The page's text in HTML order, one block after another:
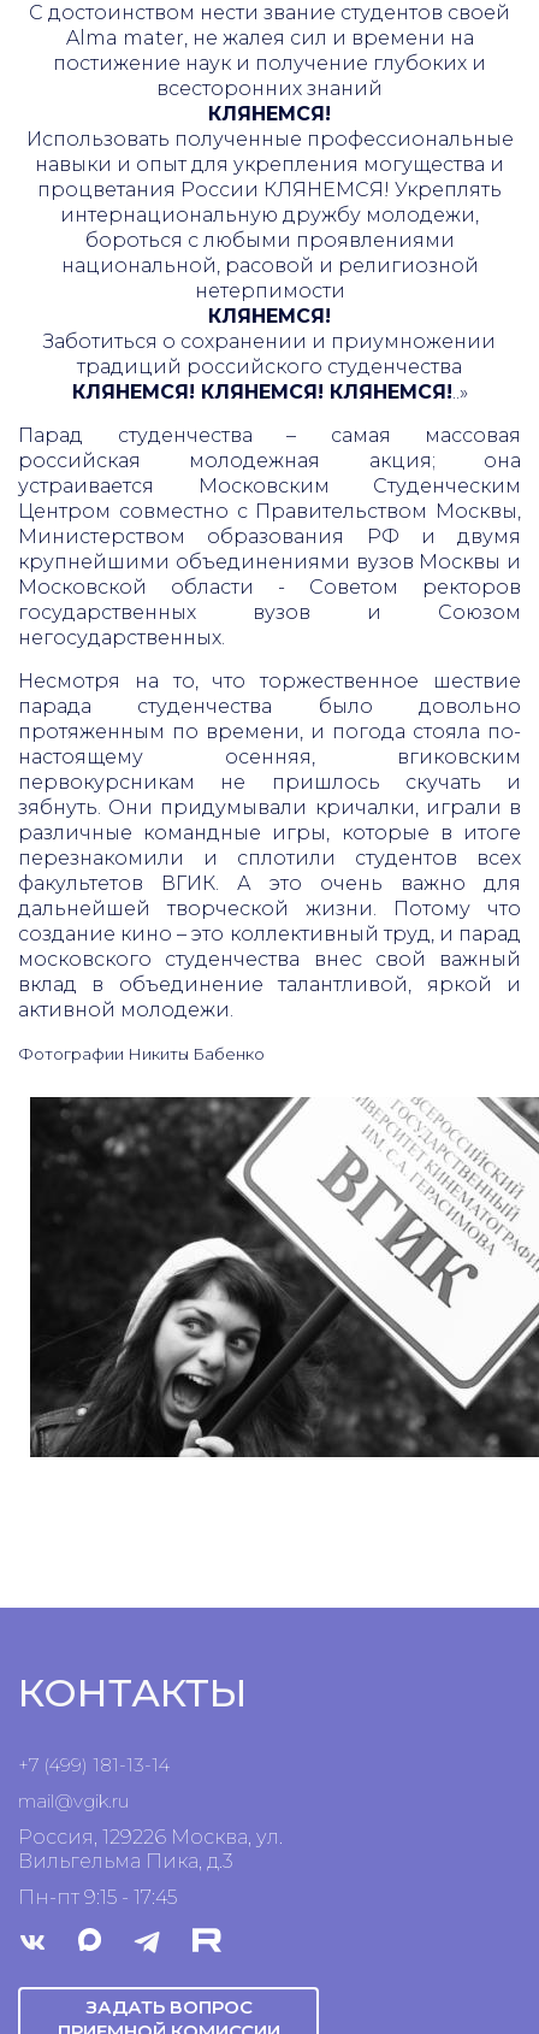
С достоинством нести звание студентов своей
Alma mater, не жалея сил и времени на
постижение наук и получение глубоких и
всесторонних знаний
КЛЯНЕМСЯ!
Использовать полученные профессиональные
навыки и опыт для укрепления могущества и
процветания России КЛЯНЕМСЯ! Укреплять
интернациональную дружбу молодежи,
бороться с любыми проявлениями
национальной, расовой и религиозной
нетерпимости
КЛЯНЕМСЯ!
Заботиться о сохранении и приумножении
традиций российского студенчества
КЛЯНЕМСЯ! КЛЯНЕМСЯ! КЛЯНЕМСЯ!..»
Парад студенчества – самая массовая
российская молодежная акция; она
устраивается Московским Студенческим
Центром совместно с Правительством Москвы,
Министерством образования РФ и двумя
крупнейшими объединениями вузов Москвы и
Московской области - Советом ректоров
государственных вузов и Союзом
негосударственных.
Несмотря на то, что торжественное шествие
парада студенчества было довольно
протяженным по времени, и погода стояла по-
настоящему осенняя, вгиковским
первокурсникам не пришлось скучать и
зябнуть. Они придумывали кричалки, играли в
различные командные игры, которые в итоге
перезнакомили и сплотили студентов всех
факультетов ВГИК. А это очень важно для
дальнейшей творческой жизни. Потому что
создание кино – это коллективный труд, и парад
московского студенчества внес свой важный
вклад в объединение талантливой, яркой и
активной молодежи.
Фотографии Никиты Бабенко
КОНТАКТЫ
+7 (499) 181-13-14
mail@vgik.ru
Россия, 129226 Москва, ул.
Вильгельма Пика, д.3
Пн-пт 9:15 - 17:45
ЗАДАТЬ ВОПРОС